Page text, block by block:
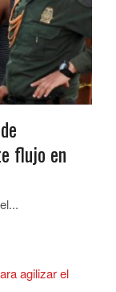
flujo en